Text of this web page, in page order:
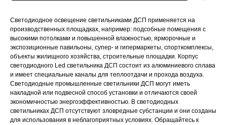
Светодиодное освещение светильниками ДСП применяется на
производственных площадках, например: подсобные помещения с
высокими потолками и повышенной влажностью, ярморочные и
экспозиционные павильоны, супер- и гипермаркеты, спорткомплексы,
объекты жилищного хозяйства, строительные площадки. Корпус
светодиодного Led светильника ДСП состоит из алюминиевого сплава
и имеет специальные каналы для теплоотдачи и прохода воздуха.
Светодиодные промышленные светильники ДСП могут иметь
накладной или подвесной способ установки и отличаются своей
экономичностью энергоэффективностью. В светодиодных
светильниках ДСП отсутствуют зловредные субстанции и они созданы
для использования в неблагоприятных условиях. Обращайтесь к